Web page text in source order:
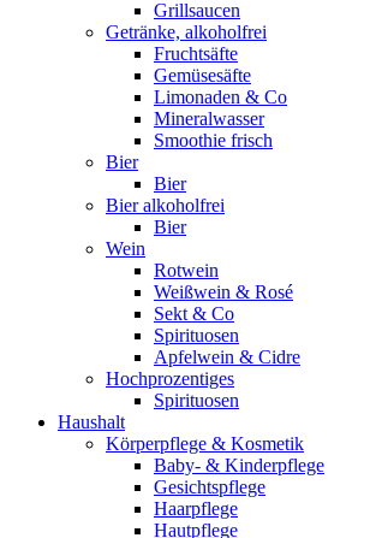
Grillsaucen
Getränke, alkoholfrei
Fruchtsäfte
Gemüsesäfte
Limonaden & Co
Mineralwasser
Smoothie frisch
Bier
Bier
Bier alkoholfrei
Bier
Wein
Rotwein
Weißwein & Rosé
Sekt & Co
Spirituosen
Apfelwein & Cidre
Hochprozentiges
Spirituosen
Haushalt
Körperpflege & Kosmetik
Baby- & Kinderpflege
Gesichtspflege
Haarpflege
Hautpflege